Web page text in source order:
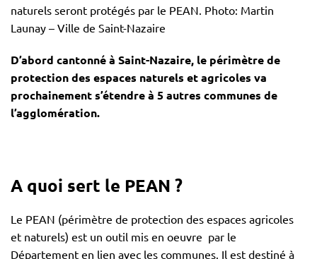
naturels seront protégés par le PEAN. Photo: Martin
Launay – Ville de Saint-Nazaire
D’abord cantonné à Saint-Nazaire, le périmètre de
protection des espaces naturels et agricoles va
prochainement s’étendre à 5 autres communes de
l’agglomération.
A quoi sert le PEAN ?
Le PEAN (périmètre de protection des espaces agricoles
et naturels) est un outil mis en oeuvre par le
Département en lien avec les communes. Il est destiné à